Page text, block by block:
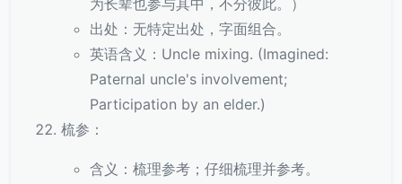
为长辈也参与其中，不分彼此。）
出处：无特定出处，字面组合。
英语含义：Uncle mixing. (Imagined:
Paternal uncle's involvement;
Participation by an elder.)
梳参：
含义：梳理参考；仔细梳理并参考。